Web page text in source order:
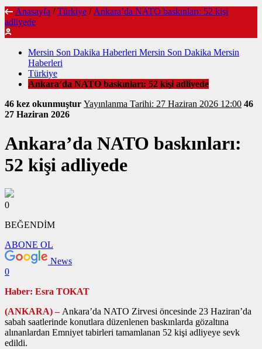
Anasayfa / Türkiye / Ankara’da NATO baskınları: 52 kişi
adliyede
Mersin Son Dakika Haberleri Mersin Son Dakika Mersin
Haberleri
Türkiye
Ankara’da NATO baskınları: 52 kişi adliyede
46 kez okunmuştur
Yayınlanma Tarihi: 27 Haziran 2026 12:00 46
27 Haziran 2026
Ankara’da NATO baskınları:
52 kişi adliyede
0
BEĞENDİM
ABONE OL
News
0
Haber: Esra TOKAT
(ANKARA) –Ankara’da NATO Zirvesi öncesinde 23 Haziran’da
sabah saatlerinde konutlara düzenlenen baskınlarda gözaltına
alınanlardan Emniyet tabirleri tamamlanan 52 kişi adliyeye sevk
edildi.